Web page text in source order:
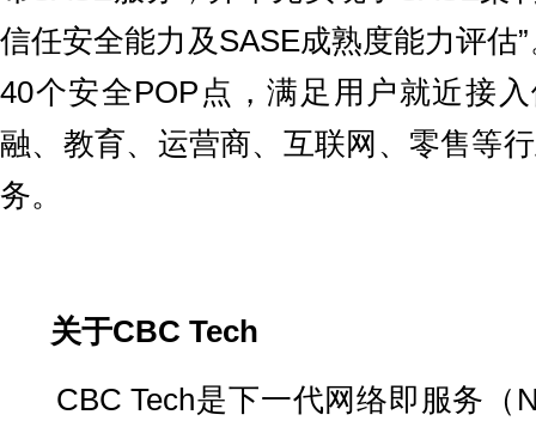
信任安全能力及SASE成熟度能力评估
40个安全POP点，满足用户就近接
融、教育、运营商、互联网、零售等
务。
关于CBC Tech
CBC Tech是下一代网络即服务（